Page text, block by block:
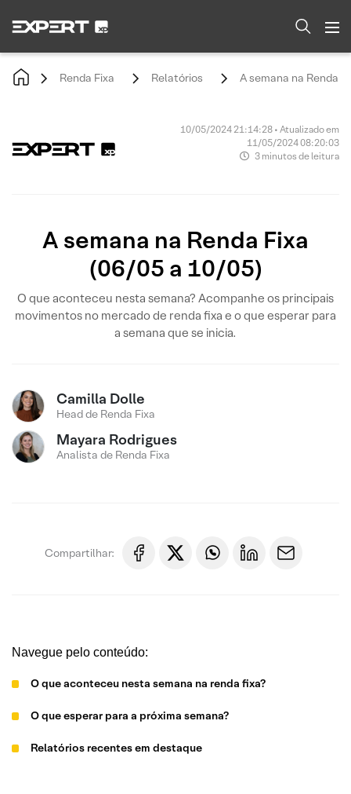
Renda Fixa Relatórios A semana na Renda
10/05/2024 21:14:28 • Atualizado em
11/05/2024 08:20:03
3 minutos de leitura
A semana na Renda Fixa
(06/05 a 10/05)
O que aconteceu nesta semana? Acompanhe os principais
movimentos no mercado de renda fixa e o que esperar para
a semana que se inicia.
Camilla Dolle
Head de Renda Fixa
Mayara Rodrigues
Analista de Renda Fixa
Compartilhar:
Navegue pelo conteúdo:
O que aconteceu nesta semana na renda fixa?
O que esperar para a próxima semana?
Relatórios recentes em destaque